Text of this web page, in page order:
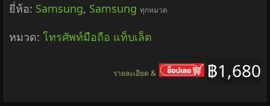
ยี่ห้อ: Samsung, Samsung ทุกหมวด
หมวด: โทรศัพท์มือถือ แท็บเล็ต
฿1,680
รายละเอียด &